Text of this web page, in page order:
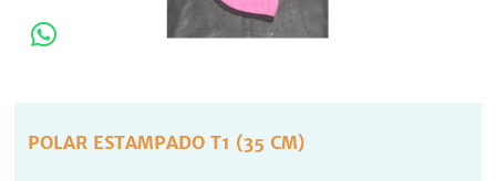
POLAR ESTAMPADO T1 (35 CM)